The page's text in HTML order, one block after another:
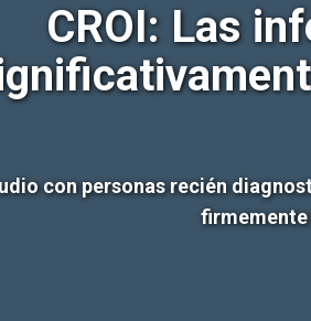
CROI: Las
con personas recién